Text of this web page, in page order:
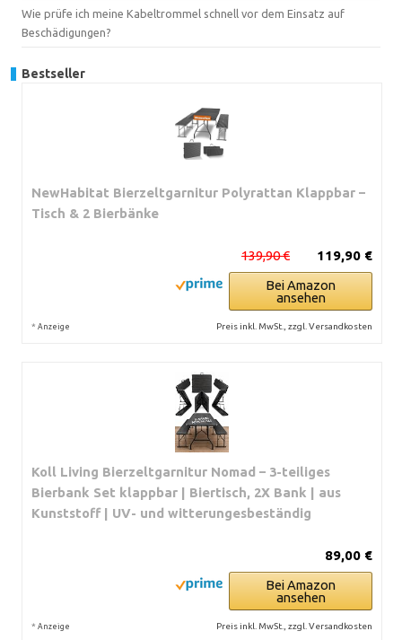
Wie prüfe ich meine Kabeltrommel schnell vor dem Einsatz auf
Beschädigungen?
Bestseller
NewHabitat Bierzeltgarnitur Polyrattan Klappbar –
Tisch & 2 Bierbänke
119,90 €
139,90 €
Bei Amazon
ansehen
* Anzeige Preis inkl. MwSt., zzgl. Versandkosten
Koll Living Bierzeltgarnitur Nomad – 3-teiliges
Bierbank Set klappbar | Biertisch, 2X Bank | aus
Kunststoff | UV- und witterungesbeständig
89,00 €
Bei Amazon
ansehen
* Anzeige Preis inkl. MwSt., zzgl. Versandkosten